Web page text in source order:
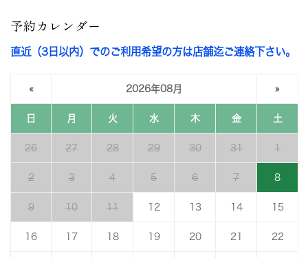
予約カレンダー
直近（3日以内）でのご利用希望の方は店舗迄ご連絡下さい。
« 2026年08月 »
日 月 火 水 木 金 土
26 27 28 29 30 31 1
2 3 4 5 6 7 8
9 10 11 12 13 14 15
16 17 18 19 20 21 22